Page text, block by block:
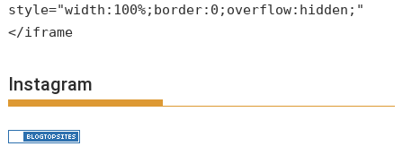
style="width:100%;border:0;overflow:hidden;"
</iframe
Instagram